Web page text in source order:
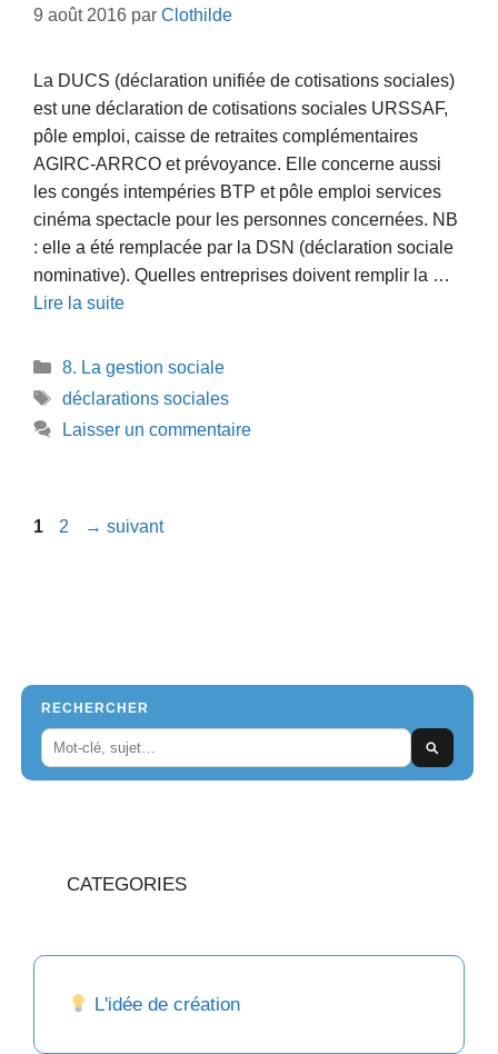
9 août 2016 par Clothilde
La DUCS (déclaration unifiée de cotisations sociales)
est une déclaration de cotisations sociales URSSAF,
pôle emploi, caisse de retraites complémentaires
AGIRC-ARRCO et prévoyance. Elle concerne aussi
les congés intempéries BTP et pôle emploi services
cinéma spectacle pour les personnes concernées. NB
: elle a été remplacée par la DSN (déclaration sociale
nominative). Quelles entreprises doivent remplir la …
Lire la suite
Catégories
8. La gestion sociale
Étiquettes
déclarations sociales
Laisser un commentaire
Page
1 Page
2 → suivant
RECHERCHER
CATEGORIES
L'idée de création